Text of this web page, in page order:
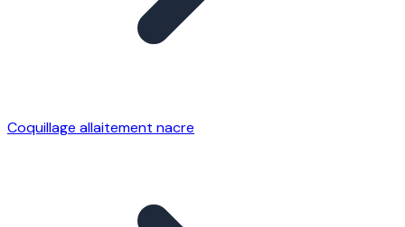
Coquillage allaitement nacre